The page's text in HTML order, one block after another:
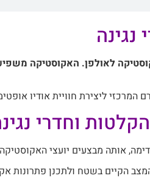
לאולפן. האקוסטיקה
ליצירת חוויית אודיו
וחדרי
אותה מבצעים יועצי
הקיים בשטח ולתכנן פתרונות